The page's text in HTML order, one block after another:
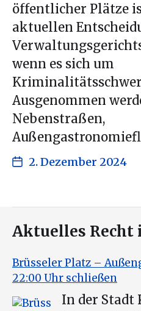
öffentlicher Plätze
aktuellen
wenn es sich um
Ausgenommen
Nebenstraßen,
2. Dezember 2024
Aktuelles Recht
Brüsseler Platz –
22:00 Uhr schließen
In der Stadt